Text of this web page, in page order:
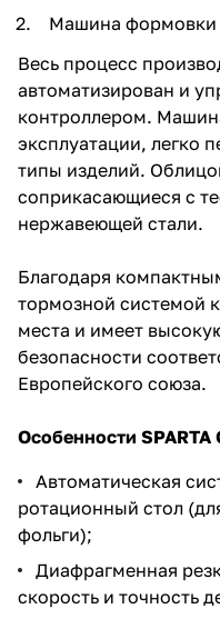
Машина формовки
Весь процесс
автоматизирован и
контроллером.
эксплуатации, легко
типы изделий.
соприкасающиеся с
нержавеющей стали.
Благодаря
тормозной системой
места и имеет
безопасности
Европейского союза.
Особенности SPARTA
Автоматическая
ротационный стол
фольги);
Диафрагменная
скорость и точность